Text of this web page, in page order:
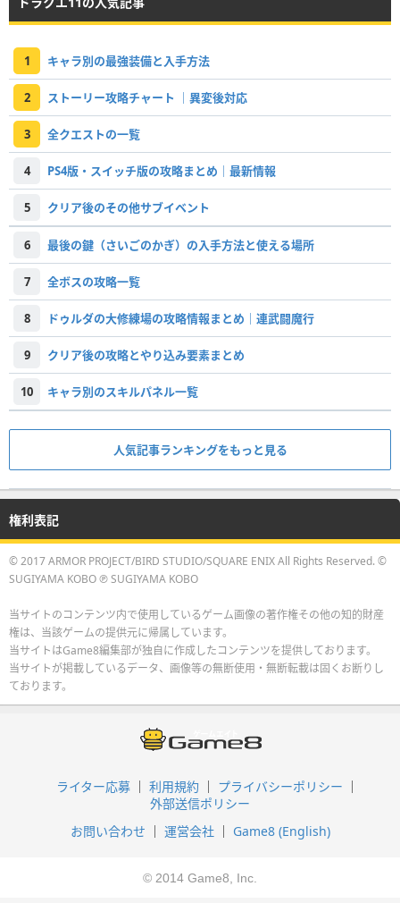
1 キャラ別の最強装備と入手方法
2 ストーリー攻略チャート ｜異変後対応
3 全クエストの一覧
4 PS4版・スイッチ版の攻略まとめ｜最新情報
5 クリア後のその他サブイベント
6 最後の鍵（さいごのかぎ）の入手方法と使える場所
7 全ボスの攻略一覧
8 ドゥルダの大修練場の攻略情報まとめ｜連武闘魔行
9 クリア後の攻略とやり込み要素まとめ
10 キャラ別のスキルパネル一覧
人気記事ランキングをもっと見る
権利表記
© 2017 ARMOR PROJECT/BIRD STUDIO/SQUARE ENIX All Rights Reserved. ©
SUGIYAMA KOBO ℗ SUGIYAMA KOBO
当サイトのコンテンツ内で使用しているゲーム画像の著作権その他の知的財産
権は、当該ゲームの提供元に帰属しています。
当サイトはGame8編集部が独自に作成したコンテンツを提供しております。
当サイトが掲載しているデータ、画像等の無断使用・無断転載は固くお断りし
ております。
ライター応募 利用規約
プライバシーポリシー
外部送信ポリシー
お問い合わせ
運営会社 Game8 (English)
© 2014 Game8, Inc.